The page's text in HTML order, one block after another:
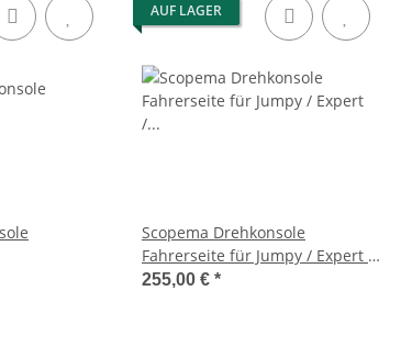
X250 (seit
AUF LAGER
Scopema Drehkonsole
Fahrerseite für Jumpy / Expert /
Scudo G9 / Toyota ProAce ab
255,00 € *